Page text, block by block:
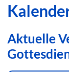
Aktuelle